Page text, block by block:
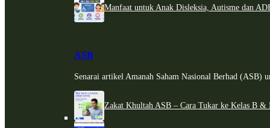
Manfaat untuk Anak Disleksia, Autisme dan
ASB
Senarai artikel Amanah Saham Nasional Berhad (ASB)
Zakat Khultah ASB – Cara Tukar ke Kelas B &